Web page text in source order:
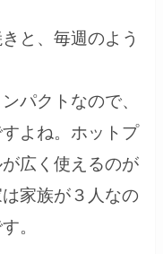
と、毎週のよう
パクトなので、
よね。ホットプ
広く使えるのが
家族が３人なの
。